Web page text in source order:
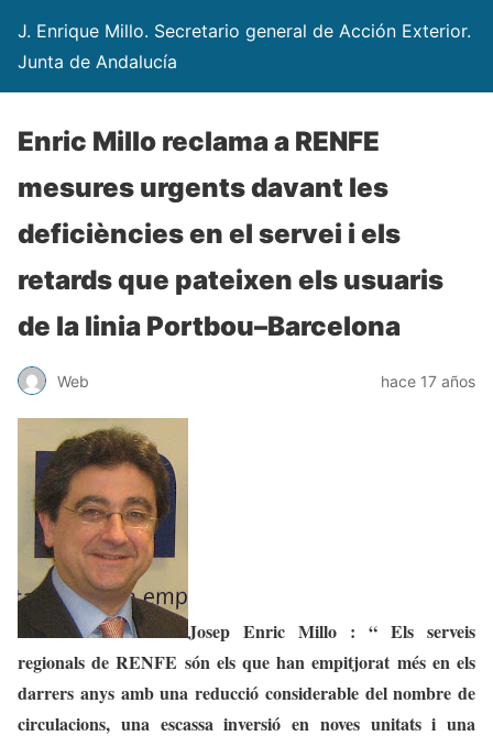
J. Enrique Millo. Secretario general de Acción Exterior.
Junta de Andalucía
Enric Millo reclama a RENFE
mesures urgents davant les
deficiències en el servei i els
retards que pateixen els usuaris
de la linia Portbou–Barcelona
Web hace 17 años
Josep Enric Millo : “ Els serveis
regionals de RENFE són els que han empitjorat més en els
darrers anys amb una reducció considerable del nombre de
circulacions, una escassa inversió en noves unitats i una